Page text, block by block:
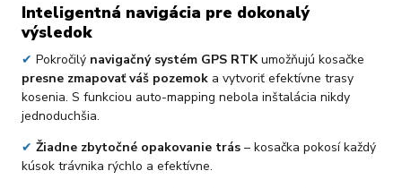
Inteligentná navigácia pre dokonalý
výsledok
✔ Pokročilý navigačný systém GPS RTKumožňujú kosačke
presne zmapovať váš pozemoka vytvoriť efektívne trasy
kosenia. S funkciou auto-mapping nebola inštalácia nikdy
jednoduchšia.
✔ Žiadne zbytočné opakovanie trás– kosačka pokosí každý
kúsok trávnika rýchlo a efektívne.